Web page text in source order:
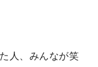
人、みんなが笑